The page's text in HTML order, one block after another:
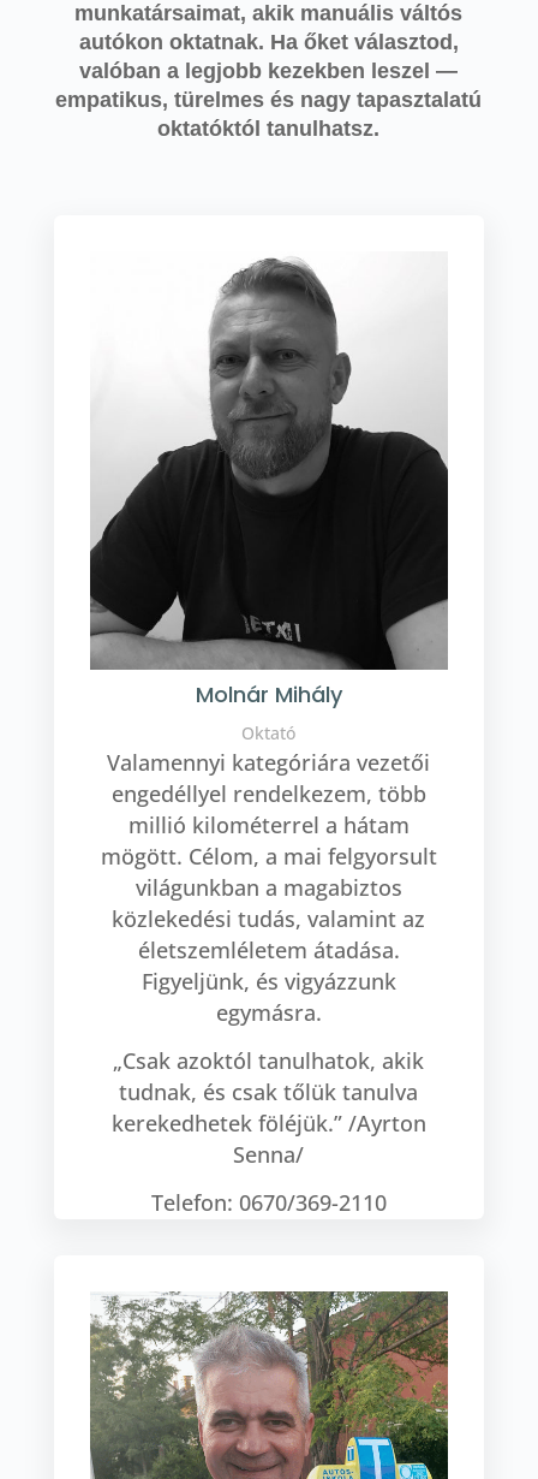
munkatársaimat, akik manuális váltós
autókon oktatnak. Ha őket választod,
valóban a legjobb kezekben leszel —
empatikus, türelmes és nagy tapasztalatú
oktatóktól tanulhatsz.
Molnár Mihály
Oktató
Valamennyi kategóriára vezetői
engedéllyel rendelkezem, több
millió kilométerrel a hátam
mögött. Célom, a mai felgyorsult
világunkban a magabiztos
közlekedési tudás, valamint az
életszemléletem átadása.
Figyeljünk, és vigyázzunk
egymásra.
„Csak azoktól tanulhatok, akik
tudnak, és csak tőlük tanulva
kerekedhetek föléjük.” /Ayrton
Senna/
Telefon: 0670/369-2110